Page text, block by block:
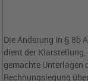
Die Änderung in § 8b
dient der
gemachte Unterlagen
Rechnungslegung